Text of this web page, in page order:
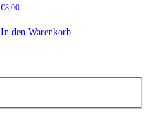
€8,00
In den Warenkorb